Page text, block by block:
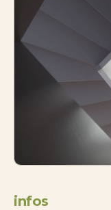
infos